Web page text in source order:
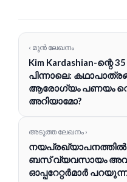
‹ മുൻ ലേഖനം
Kim Kardashian-ന്റെ
പിന്നാലെ:
ആരോഗ്യം പണയം
അറിയാമോ?
അടുത്ത ലേഖനം ›
നയപ്രഖ്യാപനത്തിൽ
ബസ് വ്യവസായം
ഓപ്പറേറ്റർമാർ